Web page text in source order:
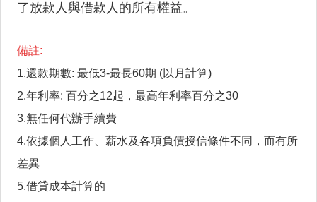
了放款人與借款人的所有權益。
備註:
1.還款期數: 最低3-最長60期 (以月計算)
2.年利率: 百分之12起，最高年利率百分之30
3.無任何代辦手續費
4.依據個人工作、薪水及各項負債授信條件不同，而有所
差異
5.借貸成本計算的